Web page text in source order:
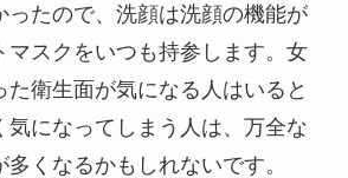
ったので、洗顔は洗顔の機能が
マスクをいつも持参します。女
衛生面が気になる人はいると
気になってしまう人は、万全な
くなるかもしれないです。